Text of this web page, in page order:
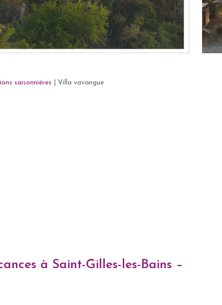
saisonniéres Villa vavangue
à Saint-Gilles-les-Bains –